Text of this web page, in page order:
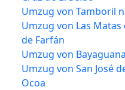
Umzug von Tamboril
Umzug von Las
de Farfán
Umzug von
Umzug von San José
Ocoa